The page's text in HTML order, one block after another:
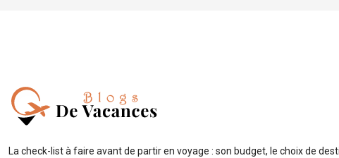
La check-list à faire avant de partir en voyage : son budget, le choix de